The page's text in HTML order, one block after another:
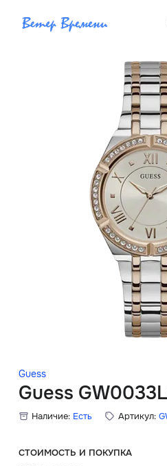
Guess
Guess
Наличие: Есть Артикул:
СТОИМОСТЬ И ПОКУПКА
Каталог
Мужские
Женские
Скидки
Главная
О нас